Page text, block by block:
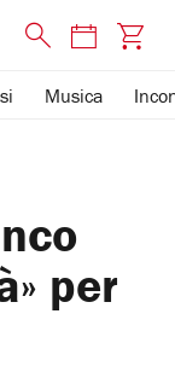
Musica
per